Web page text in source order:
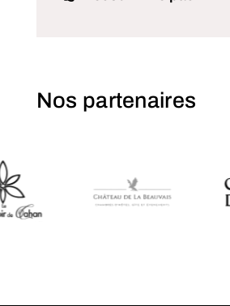
Nos partenaires